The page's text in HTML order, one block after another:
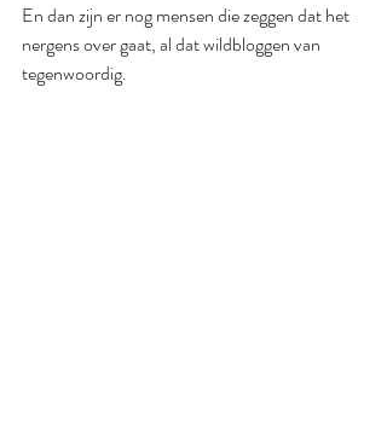
En dan zijn er nog mensen die zeggen dat het
nergens over gaat, al dat wildbloggen van
tegenwoordig.